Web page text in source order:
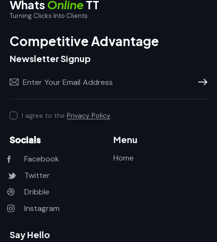
WhatsOnline TT
Turning Clicks Into Clients
Competitive Advantage
Newsletter Signup
I agree to the Privacy Policy.
Socials
Facebook
Twitter
Dribble
Instagram
Menu
Home
Say Hello